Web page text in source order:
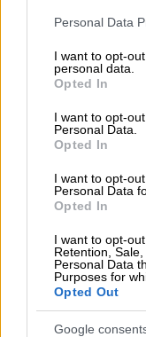
Please note that
not limited to your
grant or deny
use your data for
consent section.
Personal Data
I want to opt-
personal data.
Opted In
I want to opt-
Personal Data.
Opted In
I want to opt-
Personal Data
Opted In
I want to opt-
Retention,
Personal Data
Purposes for
Opted Out
Google
Ένα event με
δίπολο
«Θέλαμε πολύ
έρωτα,που
ανάγκες της
επιβίωσής
είναι αυτό που